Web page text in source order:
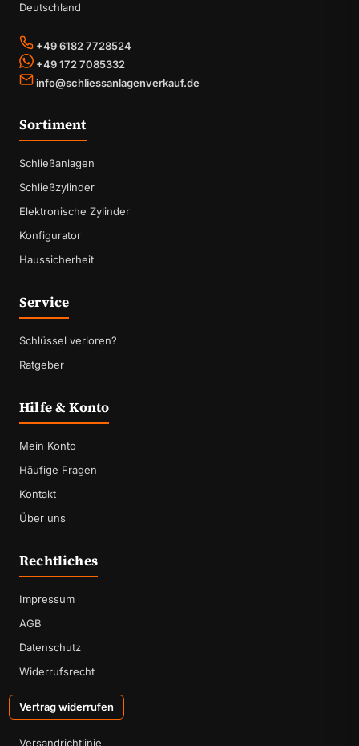
Deutschland
+49 6182 7728524
+49 172 7085332
info@schliessanlagenverkauf.de
Sortiment
Schließanlagen
Schließzylinder
Elektronische Zylinder
Konfigurator
Haussicherheit
Service
Schlüssel verloren?
Ratgeber
Hilfe & Konto
Mein Konto
Häufige Fragen
Kontakt
Über uns
Rechtliches
Impressum
AGB
Datenschutz
Widerrufsrecht
Vertrag widerrufen
Versandrichtlinie